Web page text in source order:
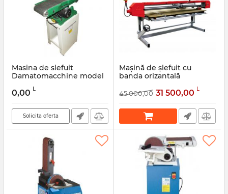
Masina de slefuit
Damatomacchine model
Articol:
0,00 L
Solicita oferta
Mașină de șlefuit cu
banda orizantală
45 000,00 31 500,00 L